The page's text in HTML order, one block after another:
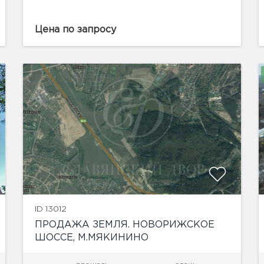
Нагрузка на пол второго и третьего...
Цена по запросу
ID 13012
ПРОДАЖА ЗЕМЛЯ. НОВОРИЖСКОЕ
ШОССЕ, М.МЯКИНИНО
показать ещё 2 фотографии